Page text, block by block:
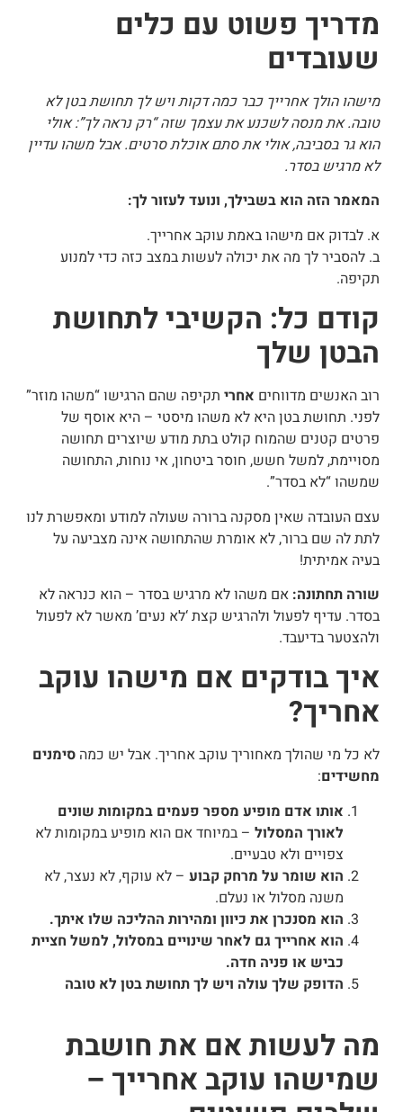
מדריך פשוט עם כלים
שעובדים
מישהו הולך אחרייך כבר כמה דקות ויש לך תחושת בטן לא
טובה. את מנסה לשכנע את עצמך שזה “רק נראה לך”: אולי
הוא גר בסביבה, אולי את סתם אוכלת סרטים.אבל משהו עדיין
לא מרגיש בסדר.
המאמר הזה הוא בשבילך, ונועד לעזור לך:
א. לבדוק אם מישהו באמת עוקב אחרייך.
ב. להסביר לך מה את יכולה לעשות במצב כזה כדי למנוע
תקיפה.
קודם כל: הקשיבי לתחושת
הבטן שלך
רוב האנשים מדווחים אחרי תקיפה שהם הרגישו “משהו מוזר”
לפני. תחושת בטן היא לא משהו מיסטי – היא אוסף של
פרטים קטנים שהמוח קולט בתת מודע שיוצרים תחושה
מסויימת, למשל חשש, חוסר ביטחון, אי נוחות, התחושה
שמשהו “לא בסדר”.
עצם העובדה שאין מסקנה ברורה שעולה למודע ומאפשרת לנו
לתת לה שם ברור, לא אומרת שהתחושה אינה מצביעה על
בעיה אמיתית!
שורה תחתונה: אם משהו לא מרגיש בסדר – הוא כנראה לא
בסדר. עדיף לפעול ולהרגיש קצת ‘לא נעים’ מאשר לא לפעול
ולהצטער בדיעבד.
איך בודקים אם מישהו עוקב
אחריך?
לא כל מי שהולך מאחוריך עוקב אחריך. אבל יש כמה סימנים
מחשידים:
אותו אדם מופיע מספר פעמים במקומות שונים
לאורך המסלול – במיוחד אם הוא מופיע במקומות לא
צפויים ולא טבעיים.
הוא שומר על מרחק קבוע – לא עוקף, לא נעצר, לא
משנה מסלול או נעלם.
הוא מסנכרן את כיוון ומהירות ההליכה שלו איתך.
הוא אחרייך גם לאחר שינויים במסלול, למשל חציית
כביש או פניה חדה.
הדופק שלך עולה ויש לך תחושת בטן לא טובה
מה לעשות אם את חושבת
שמישהו עוקב אחרייך –